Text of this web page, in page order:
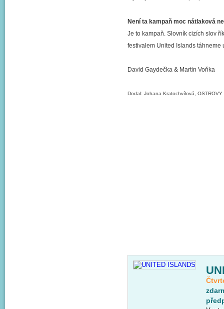
Není ta kampaň moc nátlaková
Je to kampaň. Slovník cizích slov
festivalem United Islands táhneme
David Gaydečka & Martin Voňka
Dodal: Johana Kratochvílová, OSTROVY